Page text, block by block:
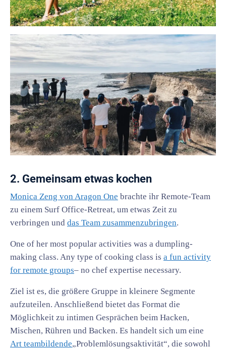
2. Gemeinsam etwas kochen
Monica Zeng von Aragon One brachte ihr Remote-Team
zu einem Surf Office-Retreat, um etwas Zeit zu
verbringen und das Team zusammenzubringen.
One of her most popular activities was a dumpling-
making class. Any type of cooking class is a fun activity
for remote groups– no chef expertise necessary.
Ziel ist es, die größere Gruppe in kleinere Segmente
aufzuteilen. Anschließend bietet das Format die
Möglichkeit zu intimen Gesprächen beim Hacken,
Mischen, Rühren und Backen. Es handelt sich um eine
Art teambildende„Problemlösungsaktivität“, die sowohl